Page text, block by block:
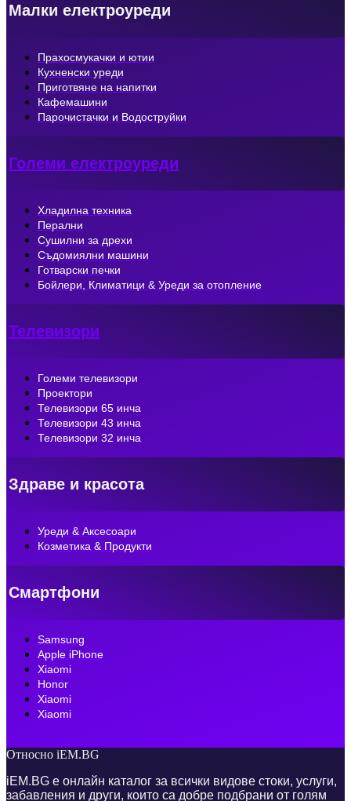
Малки електроуреди
Прахосмукачки и ютии
Кухненски уреди
Приготвяне на напитки
Кафемашини
Парочистачки и Водоструйки
Големи електроуреди
Хладилна техника
Перални
Сушилни за дрехи
Съдомиялни машини
Готварски печки
Бойлери, Климатици & Уреди за отопление
Телевизори
Големи телевизори
Проектори
Телевизори 65 инча
Телевизори 43 инча
Телевизори 32 инча
Здраве и красота
Уреди & Аксесоари
Козметика & Продукти
Смартфони
Samsung
Apple iPhone
Xiaomi
Honor
Xiaomi
Xiaomi
Относно iEM.BG
iEM.BG е онлайн каталог за всички видове стоки, услуги,
забавления и други, които са добре подбрани от голям